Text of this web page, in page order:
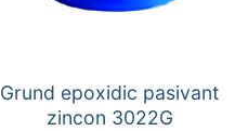
Grund epoxidic pasivant
zincon 3022G